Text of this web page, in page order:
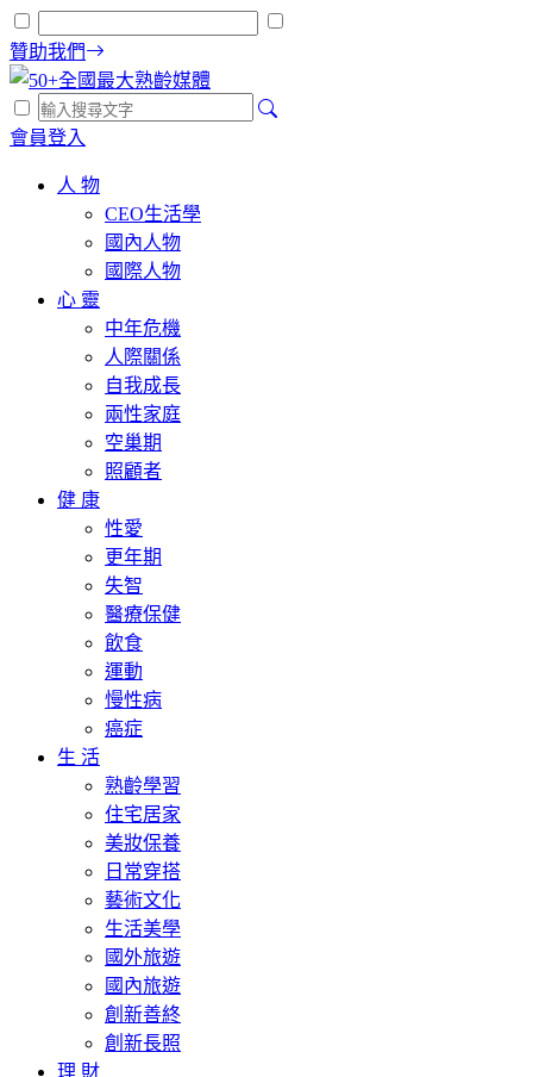
贊助我們
會員登入
人 物
CEO生活學
國內人物
國際人物
心 靈
中年危機
人際關係
自我成長
兩性家庭
空巢期
照顧者
健 康
性愛
更年期
失智
醫療保健
飲食
運動
慢性病
癌症
生 活
熟齡學習
住宅居家
美妝保養
日常穿搭
藝術文化
生活美學
國外旅遊
國內旅遊
創新善終
創新長照
理 財